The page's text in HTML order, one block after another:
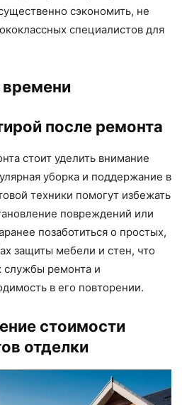
сэкономить, не
специалистов для
после ремонта
стоит уделить внимание
уборка и поддержание в
техники помогут избежать
повреждений или
позаботиться о простых,
защиты мебели и стен, что
службы ремонта и
в его повторении.
стоимости
отделки